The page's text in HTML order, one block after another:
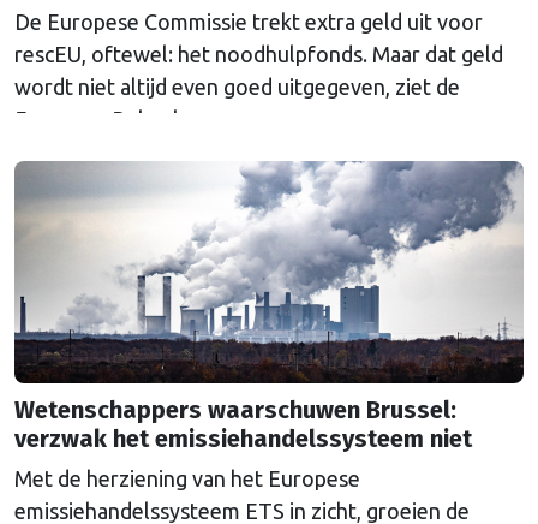
De Europese Commissie trekt extra geld uit voor
rescEU, oftewel: het noodhulpfonds. Maar dat geld
wordt niet altijd even goed uitgegeven, ziet de
Europese Rekenkamer.
Wetenschappers waarschuwen Brussel:
verzwak het emissiehandelssysteem niet
Met de herziening van het Europese
emissiehandelssysteem ETS in zicht, groeien de